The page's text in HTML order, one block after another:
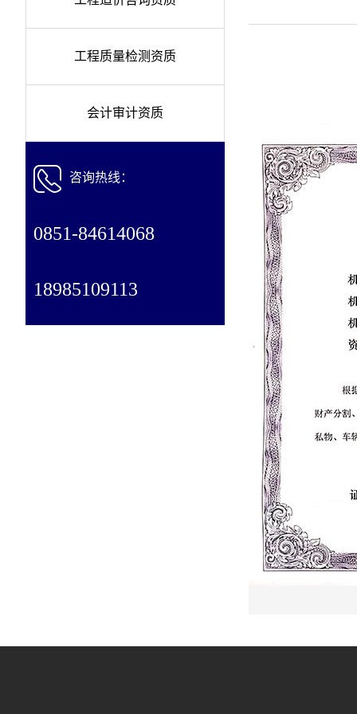
工程质量检测资质
会计审计资质
咨询热线：
0851-84614068
18985109113